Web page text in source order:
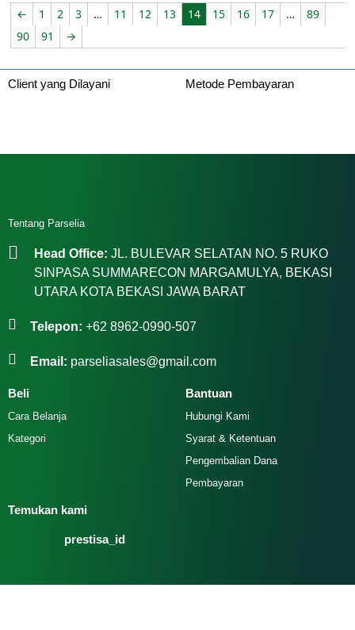
← 1 2 3 … 11 12 13 14 15 16 17 …
89
90
91 →
Client yang Dilayani Metode Pembayaran
Tentang Parselia
Head Office: JL. BULEVAR SELATAN NO. 5 RUKO
SINPASA SUMMARECON MARGAMULYA, BEKASI
UTARA KOTA BEKASI JAWA BARAT
Telepon: +62 8962-0990-507
Email: parseliasales@gmail.com
Beli
Cara Belanja
Kategori
Bantuan
Hubungi Kami
Syarat & Ketentuan
Pengembalian Dana
Pembayaran
Temukan kami
prestisa_id